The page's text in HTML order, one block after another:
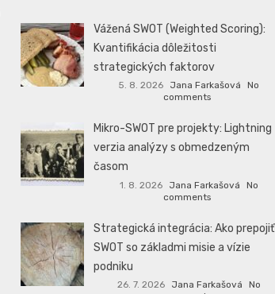
Vážená SWOT (Weighted Scoring):
Kvantifikácia dôležitosti
strategických faktorov
5. 8. 2026 Jana Farkašová
No
comments
Mikro-SWOT pre projekty: Lightning
verzia analýzy s obmedzeným
časom
1. 8. 2026 Jana Farkašová
No
comments
Strategická integrácia: Ako prepojiť
SWOT so základmi misie a vízie
podniku
26. 7. 2026 Jana Farkašová
No